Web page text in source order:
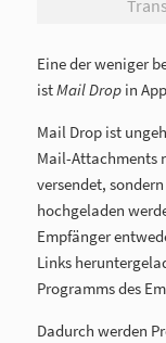
Eine der weniger
istMail Drop in
Mail Drop ist
Mail-Attachments
versendet,
hochgeladen
Empfänger
Links
Programms des
Dadurch werden